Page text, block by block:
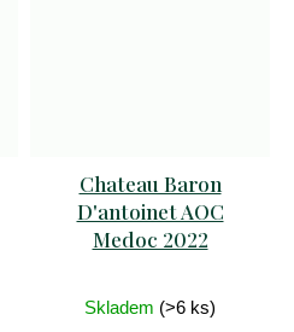
Chateau Baron
D'antoinet AOC
Medoc 2022
Skladem (>6 ks)